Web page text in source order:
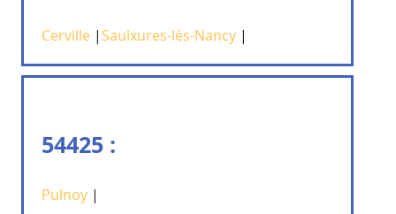
Cerville |Saulxures-lès-Nancy |
54425 :
Pulnoy |